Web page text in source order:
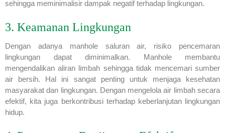
sehingga meminimalisir dampak negatif terhadap lingkungan.
3. Keamanan Lingkungan
Dengan adanya manhole saluran air, risiko pencemaran
lingkungan dapat diminimalkan. Manhole membantu
mengendalikan aliran limbah sehingga tidak mencemari sumber
air bersih. Hal ini sangat penting untuk menjaga kesehatan
masyarakat dan lingkungan. Dengan mengelola air limbah secara
efektif, kita juga berkontribusi terhadap keberlanjutan lingkungan
hidup.